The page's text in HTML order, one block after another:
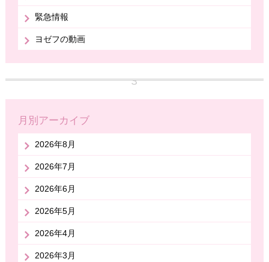
緊急情報
ヨゼフの動画
月別アーカイブ
2026年8月
2026年7月
2026年6月
2026年5月
2026年4月
2026年3月